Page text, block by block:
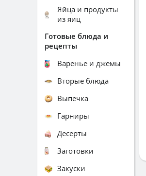
Яйца и продукты
из яиц
Готовые блюда и
рецепты
Варенье и джемы
Вторые блюда
Выпечка
Гарниры
Десерты
Заготовки
Закуски